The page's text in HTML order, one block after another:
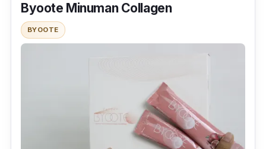
Byoote Minuman Collagen
BYOOTE